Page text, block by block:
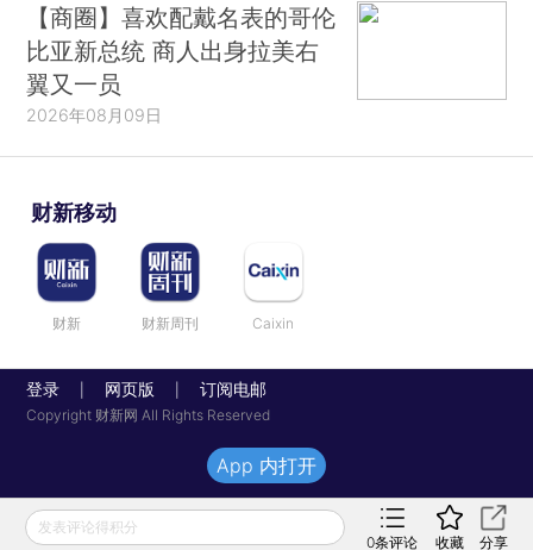
【商圈】喜欢配戴名表的哥伦
比亚新总统 商人出身拉美右
翼又一员
2026年08月09日
财新移动
财新 财新周刊 Caixin
登录 网页版 订阅电邮
Copyright 财新网 All Rights Reserved
发表评论得积分
0条评论 收藏 分享
App 内打开